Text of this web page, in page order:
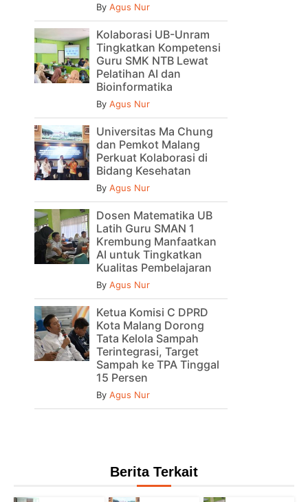
By Agus Nur
Kolaborasi UB-Unram
Tingkatkan Kompetensi
Guru SMK NTB Lewat
Pelatihan AI dan
Bioinformatika
By Agus Nur
Universitas Ma Chung
dan Pemkot Malang
Perkuat Kolaborasi di
Bidang Kesehatan
By Agus Nur
Dosen Matematika UB
Latih Guru SMAN 1
Krembung Manfaatkan
AI untuk Tingkatkan
Kualitas Pembelajaran
By Agus Nur
Ketua Komisi C DPRD
Kota Malang Dorong
Tata Kelola Sampah
Terintegrasi, Target
Sampah ke TPA Tinggal
15 Persen
By Agus Nur
Berita Terkait